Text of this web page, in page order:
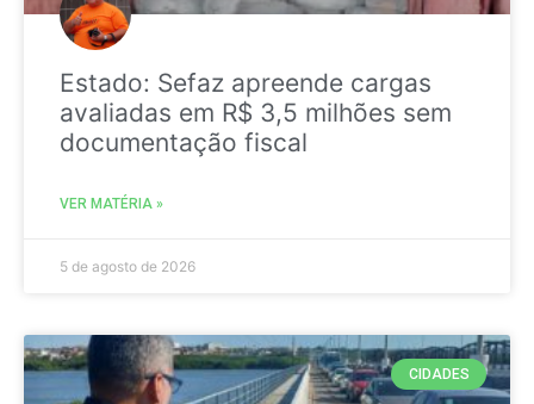
Estado: Sefaz apreende cargas
avaliadas em R$ 3,5 milhões sem
documentação fiscal
VER MATÉRIA »
5 de agosto de 2026
CIDADES